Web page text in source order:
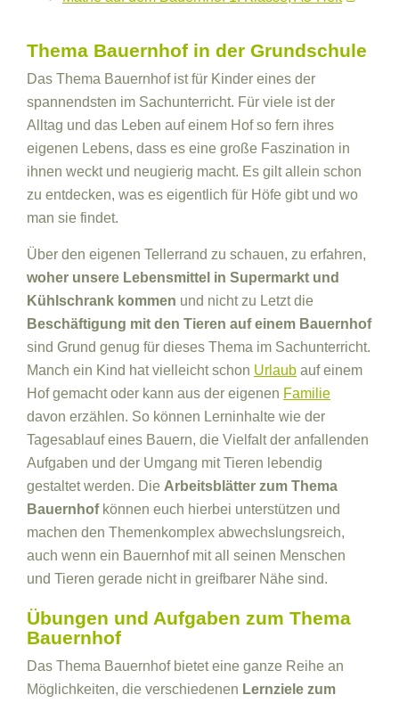
Thema Bauernhof in der Grundschule
Das Thema Bauernhof ist für Kinder eines der
spannendsten im Sachunterricht. Für viele ist der
Alltag und das Leben auf einem Hof so fern ihres
eigenen Lebens, dass es eine große Faszination in
ihnen weckt und neugierig macht. Es gilt allein schon
zu entdecken, was es eigentlich für Höfe gibt und wo
man sie findet.
Über den eigenen Tellerrand zu schauen, zu erfahren,
woher unsere Lebensmittel in Supermarkt und
Kühlschrank kommen und nicht zu Letzt die
Beschäftigung mit den Tieren auf einem Bauernhof
sind Grund genug für dieses Thema im Sachunterricht.
Manch ein Kind hat vielleicht schon Urlaub auf einem
Hof gemacht oder kann aus der eigenen Familie
davon erzählen. So können Lerninhalte wie der
Tagesablauf eines Bauern, die Vielfalt der anfallenden
Aufgaben und der Umgang mit Tieren lebendig
gestaltet werden. Die Arbeitsblätter zum Thema
Bauernhofkönnen euch hierbei unterstützen und
machen den Themenkomplex abwechslungsreich,
auch wenn ein Bauernhof mit all seinen Menschen
und Tieren gerade nicht in greifbarer Nähe sind.
Übungen und Aufgaben zum Thema
Bauernhof
Das Thema Bauernhof bietet eine ganze Reihe an
Möglichkeiten, die verschiedenen Lernziele zum